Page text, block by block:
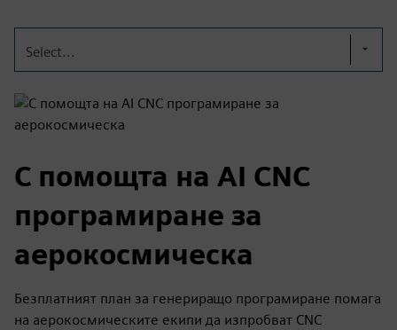
Select...
С помощта на AI CNC
програмиране за
аерокосмическа
Безплатният план за генериращо програмиране помага
на аерокосмическите екипи да изпробват CNC